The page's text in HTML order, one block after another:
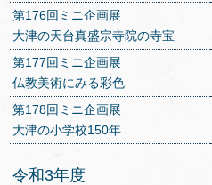
第176回ミニ企画展
大津の天台真盛宗寺院の寺宝
第177回ミニ企画展
仏教美術にみる彩色
第178回ミニ企画展
大津の小学校150年
令和3年度